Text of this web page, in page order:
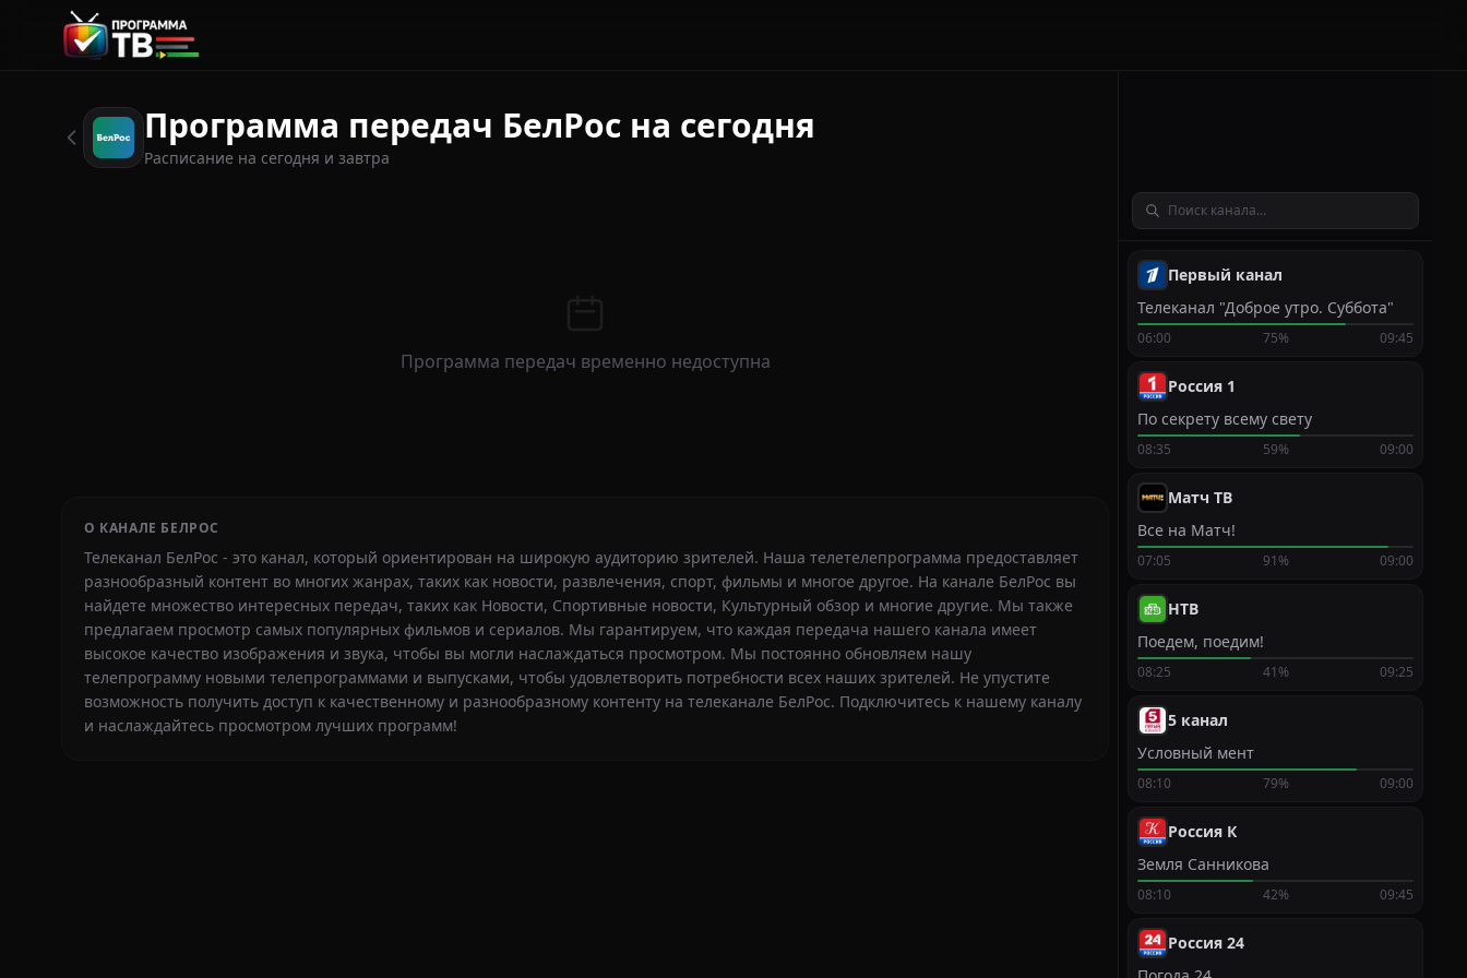
Программа передач БелРос на сегодня
Расписание на сегодня и завтра
Программа передач временно недоступна
О КАНАЛЕ БЕЛРОС
Телеканал БелРос - это канал, который ориентирован на широкую аудиторию зрителей. Наша телетелепрограмма предоставляет
разнообразный контент во многих жанрах, таких как новости, развлечения, спорт, фильмы и многое другое. На канале БелРос вы
найдете множество интересных передач, таких как Новости, Спортивные новости, Культурный обзор и многие другие. Мы также
предлагаем просмотр самых популярных фильмов и сериалов. Мы гарантируем, что каждая передача нашего канала имеет
высокое качество изображения и звука, чтобы вы могли наслаждаться просмотром. Мы постоянно обновляем нашу
телепрограмму новыми телепрограммами и выпусками, чтобы удовлетворить потребности всех наших зрителей. Не упустите
возможность получить доступ к качественному и разнообразному контенту на телеканале БелРос. Подключитесь к нашему каналу
и наслаждайтесь просмотром лучших программ!
Первый канал
Телеканал "Доброе утро. Суббота"
06:00 75% 09:45
Россия 1
По секрету всему свету
08:35 59% 09:00
Матч ТВ
Все на Матч!
07:05 91% 09:00
НТВ
Поедем, поедим!
08:25 41% 09:25
5 канал
Условный мент
08:10 79% 09:00
Россия К
Земля Санникова
08:10 42% 09:45
Россия 24